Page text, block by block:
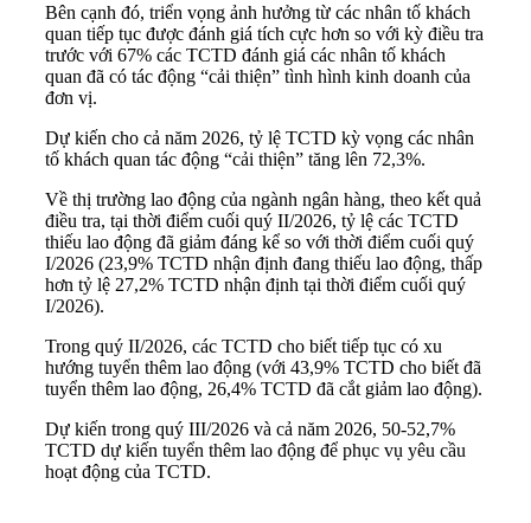
Bên cạnh đó, triển vọng ảnh hưởng từ các nhân tố khách
quan tiếp tục được đánh giá tích cực hơn so với kỳ điều tra
trước với 67% các TCTD đánh giá các nhân tố khách
quan đã có tác động “cải thiện” tình hình kinh doanh của
đơn vị.
Dự kiến cho cả năm 2026, tỷ lệ TCTD kỳ vọng các nhân
tố khách quan tác động “cải thiện” tăng lên 72,3%.
Về thị trường lao động của ngành ngân hàng, theo kết quả
điều tra, tại thời điểm cuối quý II/2026, tỷ lệ các TCTD
thiếu lao động đã giảm đáng kể so với thời điểm cuối quý
I/2026 (23,9% TCTD nhận định đang thiếu lao động, thấp
hơn tỷ lệ 27,2% TCTD nhận định tại thời điểm cuối quý
I/2026).
Trong quý II/2026, các TCTD cho biết tiếp tục có xu
hướng tuyển thêm lao động (với 43,9% TCTD cho biết đã
tuyển thêm lao động, 26,4% TCTD đã cắt giảm lao động).
Dự kiến trong quý III/2026 và cả năm 2026, 50-52,7%
TCTD dự kiến tuyển thêm lao động để phục vụ yêu cầu
hoạt động của TCTD.